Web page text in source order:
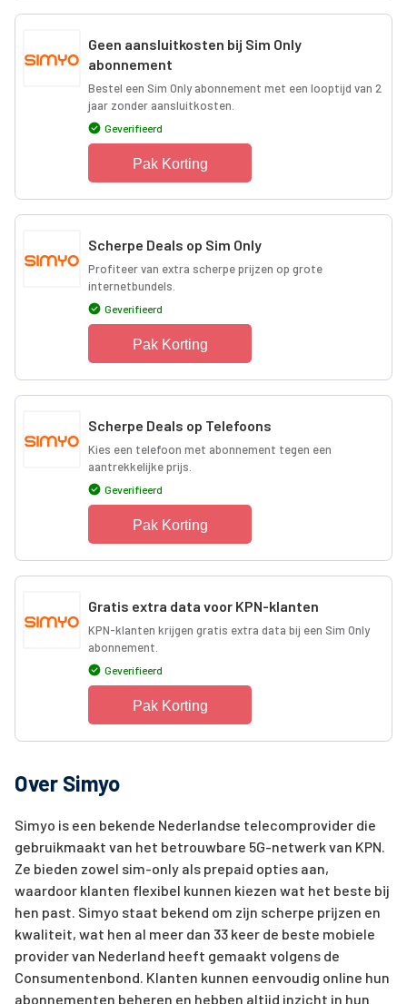
Geen aansluitkosten bij Sim Only
abonnement
Bestel een Sim Only abonnement met een looptijd van 2
jaar zonder aansluitkosten.
Geverifieerd
Pak Korting
Scherpe Deals op Sim Only
Profiteer van extra scherpe prijzen op grote
internetbundels.
Geverifieerd
Pak Korting
Scherpe Deals op Telefoons
Kies een telefoon met abonnement tegen een
aantrekkelijke prijs.
Geverifieerd
Pak Korting
Gratis extra data voor KPN-klanten
KPN-klanten krijgen gratis extra data bij een Sim Only
abonnement.
Geverifieerd
Pak Korting
Over Simyo
Simyo is een bekende Nederlandse telecomprovider die
gebruikmaakt van het betrouwbare 5G-netwerk van KPN.
Ze bieden zowel sim-only als prepaid opties aan,
waardoor klanten flexibel kunnen kiezen wat het beste bij
hen past. Simyo staat bekend om zijn scherpe prijzen en
kwaliteit, wat hen al meer dan 33 keer de beste mobiele
provider van Nederland heeft gemaakt volgens de
Consumentenbond. Klanten kunnen eenvoudig online hun
abonnementen beheren en hebben altijd inzicht in hun